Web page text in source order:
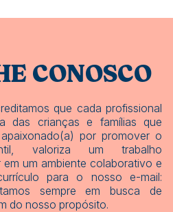
CONOSCO
que cada profissional
das crianças e famílias que
por promover o
valoriza um trabalho
um ambiente colaborativo e
para o nosso e-mail:
sempre em busca de
do nosso propósito.